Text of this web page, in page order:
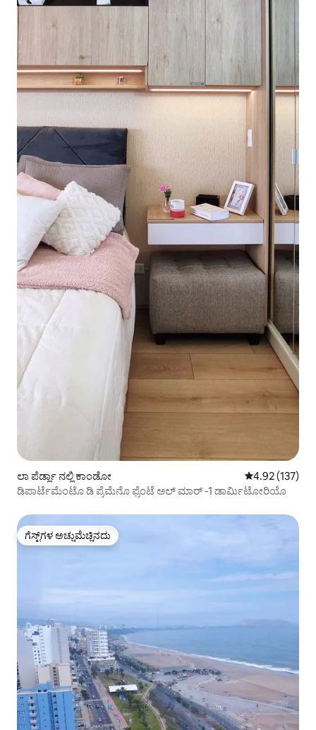
ಲಾ ಪೆರ್ಡ್ಲಾ ನಲ್ಲಿ ಕಾಂಡೋ 5 ರಲ್ಲಿ 4.92
4.92 (137)
ಡಿಪಾರ್ಟೆಮೆಂಟೊ ಡಿ ಪ್ರೆಮೆನೊ ಫ್ರೆಂಟೆ ಅಲ್ ಮಾರ್ -1 ಡಾರ್ಮಿಟೋರಿಯೊ
ಗೆಸ್ಟ್‌ಗಳ ಅಚ್ಚುಮೆಚ್ಚಿನದು
ಗೆಸ್ಟ್‌ಗಳ ಅಚ್ಚುಮೆಚ್ಚಿನದು